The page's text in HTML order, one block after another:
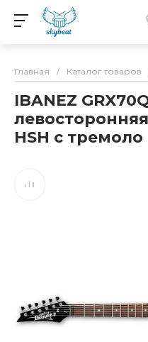
Главная / Каталог товаров
IBANEZ
HSH с тремоло